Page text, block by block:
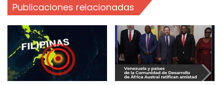
Publicaciones relacionadas